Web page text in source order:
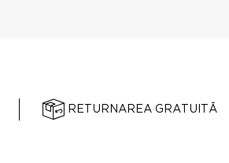
RETURNAREA GRATUITĂ